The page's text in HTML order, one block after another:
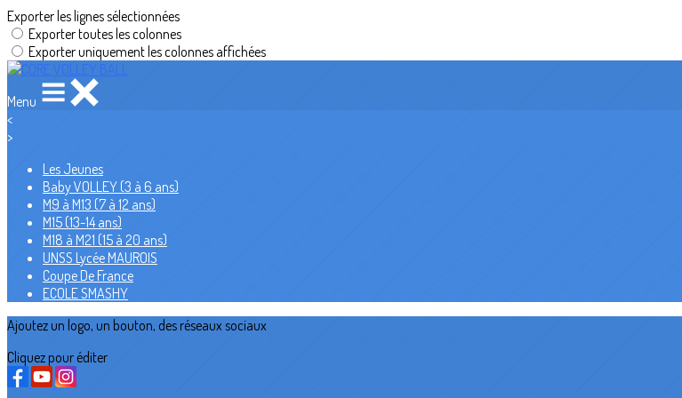
Exporter les lignes sélectionnées
Exporter toutes les colonnes
Exporter uniquement les colonnes affichées
Menu
<
>
Les Jeunes
Baby VOLLEY (3 à 6 ans)
M9 à M13 (7 à 12 ans)
M15 (13-14 ans)
M18 à M21 (15 à 20 ans)
UNSS Lycée MAUROIS
Coupe De France
ECOLE SMASHY
Ajoutez un logo, un bouton, des réseaux sociaux
Cliquez pour éditer